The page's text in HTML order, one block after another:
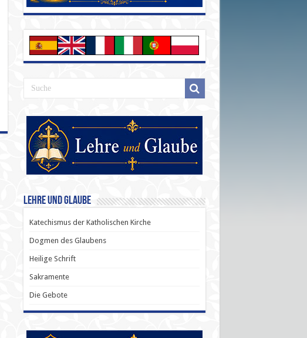
Lehre und Glaube
Katechismus der Katholischen Kirche
Dogmen des Glaubens
Heilige Schrift
Sakramente
Die Gebote